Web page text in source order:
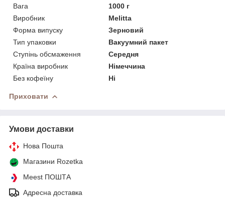
Вага
1000 г
Виробник
Melitta
Форма випуску
Зерновий
Тип упаковки
Вакуумний пакет
Ступінь обсмаження
Середня
Країна виробник
Німеччина
Без кофеїну
Ні
Приховати
Умови доставки
Нова Пошта
Магазини Rozetka
Meest ПОШТА
Адресна доставка